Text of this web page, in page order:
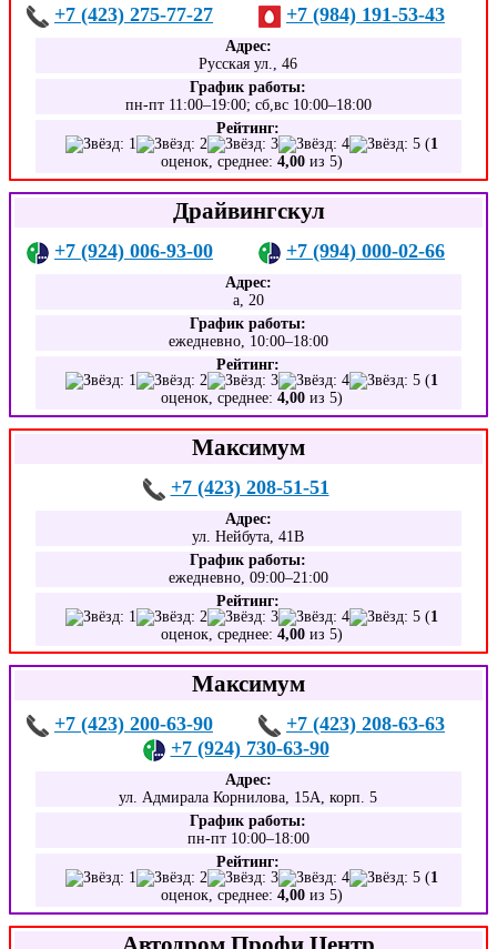
+7 (423) 275-77-27 +7 (984) 191-53-43
Адрес:
Русская ул., 46
График работы:
пн-пт 11:00–19:00; сб,вс 10:00–18:00
Рейтинг:
(1
оценок, среднее:4,00 из 5)
Драйвингскул
+7 (924) 006-93-00 +7 (994) 000-02-66
Адрес:
а, 20
График работы:
ежедневно, 10:00–18:00
Рейтинг:
(1
оценок, среднее:4,00 из 5)
Максимум
+7 (423) 208-51-51
Адрес:
ул. Нейбута, 41В
График работы:
ежедневно, 09:00–21:00
Рейтинг:
(1
оценок, среднее:4,00 из 5)
Максимум
+7 (423) 200-63-90
+7 (423) 208-63-63
+7 (924) 730-63-90
Адрес:
ул. Адмирала Корнилова, 15А, корп. 5
График работы:
пн-пт 10:00–18:00
Рейтинг:
(1
оценок, среднее:4,00 из 5)